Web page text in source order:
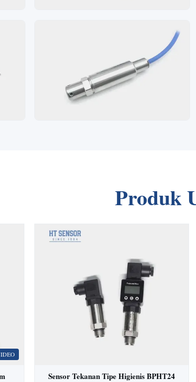
Produk
Sensor Tekanan Tipe Higienis BPHT24